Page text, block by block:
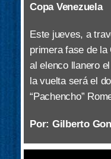
Copa Venezuela
Este jueves, a
primera fase de
al elenco llanero
la vuelta será el
“Pachencho”
Por: Gilberto